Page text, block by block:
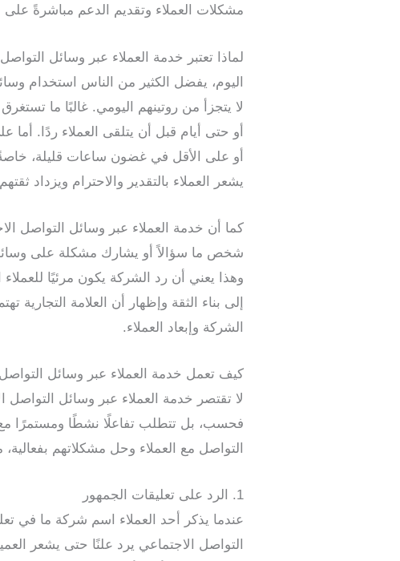
مشكلات العملاء وتقديم الدعم مباشرةً على
لماذا تعتبر خدمة العملاء عبر وسائل
اليوم، يفضل الكثير من الناس استخدام
لا يتجزأ من روتينهم اليومي. غالبًا ما
أو حتى أيام قبل أن يتلقى العملاء ردًا.
أو على الأقل في غضون ساعات قليلة،
يشعر العملاء بالتقدير والاحترام ويزداد ثقتهم
كما أن خدمة العملاء عبر وسائل التواصل
شخص ما سؤالاً أو يشارك مشكلة على وسائل
وهذا يعني أن رد الشركة يكون مرئيًا
إلى بناء الثقة وإظهار أن العلامة
الشركة وإبعاد العملاء.
كيف تعمل خدمة العملاء عبر وسائل
فحسب، بل تتطلب تفاعلًا نشطًا ومستمرًا مع
التواصل مع العملاء وحل مشكلاتهم بفعالية،
1. الرد على تعليقات الجمهور
عندما يذكر أحد العملاء اسم شركة ما في
التواصل الاجتماعي يرد علنًا حتى يشعر